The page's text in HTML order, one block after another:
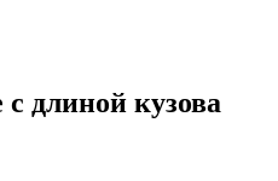
длиной кузова